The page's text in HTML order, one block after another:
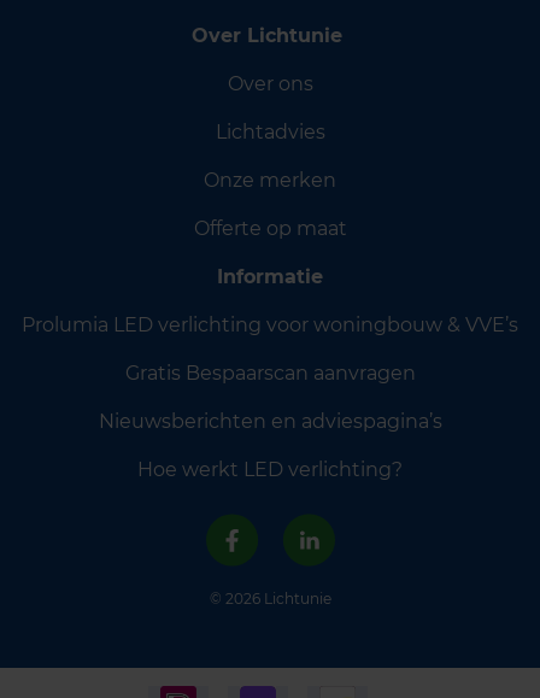
Over Lichtunie
Over ons
Lichtadvies
Onze merken
Offerte op maat
Informatie
Prolumia LED verlichting voor woningbouw & VVE’s
Gratis Bespaarscan aanvragen
Nieuwsberichten en adviespagina’s
Hoe werkt LED verlichting?
© 2026 Lichtunie